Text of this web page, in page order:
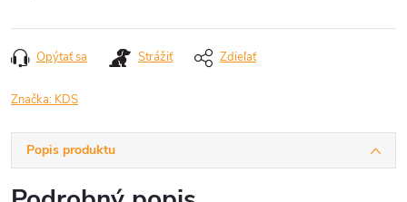
cena:
Opýtať sa Strážiť Zdieľať
Značka: KDS
Popis produktu